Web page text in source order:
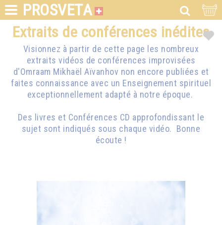
PROSVETA
Extraits de conférences inédites
Visionnez à partir de cette page les nombreux
extraits vidéos de conférences improvisées
d'Omraam Mikhaël Aïvanhov non encore publiées et
faites connaissance avec un Enseignement spirituel
exceptionnellement adapté à notre époque.
Des livres et Conférences CD approfondissant le
sujet sont indiqués sous chaque vidéo. Bonne
écoute !